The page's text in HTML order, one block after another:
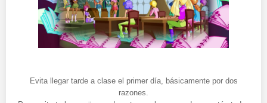
Evita llegar tarde a clase el primer día, básicamente por dos
razones.